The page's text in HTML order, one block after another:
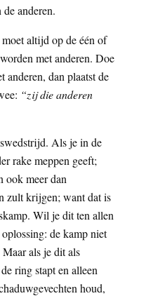
anderen.
altijd op de één of
met anderen. Doe
anderen, dan plaatst de
“zij die anderen
Als je in de
rake meppen geeft;
ook meer dan
zult krijgen; want dat is
Wil je dit ten allen
de kamp niet
als je dit als
ring stapt en alleen
houd,